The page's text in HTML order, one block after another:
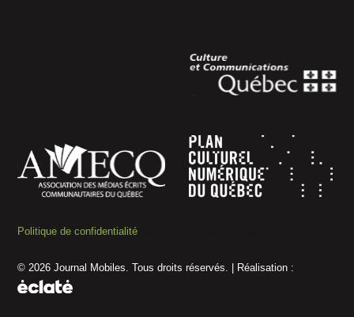
Politique de confidentialité
© 2026 Journal Mobiles. Tous droits réservés. | Réalisation :